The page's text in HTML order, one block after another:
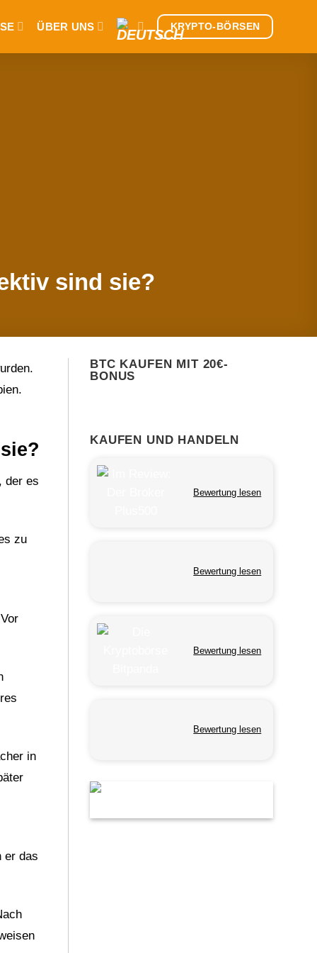
ÜBER UNS KRYPTO-BÖRSEN
sind sie?
der es
zu
in
er das
BTC KAUFEN MIT 20€-
BONUS
KAUFEN UND HANDELN
Bewertung lesen
Bewertung lesen
Bewertung lesen
Bewertung lesen